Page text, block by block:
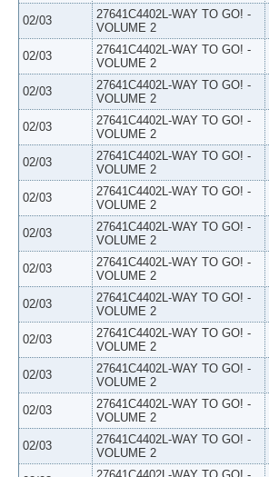
02/03
27641C4402L-WAY TO GO! -
VOLUME 2
02/03
27641C4402L-WAY TO GO! -
VOLUME 2
02/03
27641C4402L-WAY TO GO! -
VOLUME 2
02/03
27641C4402L-WAY TO GO! -
VOLUME 2
02/03
27641C4402L-WAY TO GO! -
VOLUME 2
02/03
27641C4402L-WAY TO GO! -
VOLUME 2
02/03
27641C4402L-WAY TO GO! -
VOLUME 2
02/03
27641C4402L-WAY TO GO! -
VOLUME 2
02/03
27641C4402L-WAY TO GO! -
VOLUME 2
02/03
27641C4402L-WAY TO GO! -
VOLUME 2
02/03
27641C4402L-WAY TO GO! -
VOLUME 2
02/03
27641C4402L-WAY TO GO! -
VOLUME 2
02/03
27641C4402L-WAY TO GO! -
VOLUME 2